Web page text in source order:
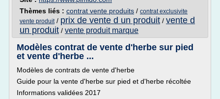
Thèmes liés : contrat vente produits / contrat exclusivite
vente produit/ prix de vente d un produit / vente d
un produit / vente produit marque
Modèles contrat de vente d'herbe sur pied
et vente d'herbe ...
Modèles de contrats de vente d'herbe
Guide pour la vente d'herbe sur pied et d'herbe récoltée
Informations validées 2017